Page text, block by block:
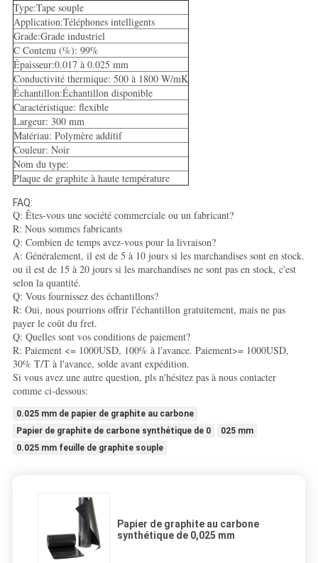
Type:Tape souple
Application:Téléphones intelligents
Grade:Grade industriel
C Contenu (%): 99%
Épaisseur:0.017 à 0.025 mm
Conductivité thermique: 500 à 1800 W/mK
Échantillon:Échantillon disponible
Caractéristique: flexible
Largeur: 300 mm
Matériau: Polymère additif
Couleur: Noir
Nom du type:
Plaque de graphite à haute température
FAQ:
Q: Êtes-vous une société commerciale ou un fabricant?
R: Nous sommes fabricants
Q: Combien de temps avez-vous pour la livraison?
A: Généralement, il est de 5 à 10 jours si les marchandises sont en stock.
ou il est de 15 à 20 jours si les marchandises ne sont pas en stock, c'est
selon la quantité.
Q: Vous fournissez des échantillons?
R: Oui, nous pourrions offrir l'échantillon gratuitement, mais ne pas
payer le coût du fret.
Q: Quelles sont vos conditions de paiement?
R: Paiement <= 1000USD, 100% à l'avance. Paiement>= 1000USD,
30% T/T à l'avance, solde avant expédition.
Si vous avez une autre question, pls n'hésitez pas à nous contacter
comme ci-dessous:
0.025 mm de papier de graphite au carbone
Papier de graphite de carbone synthétique de 0
025 mm
0.025 mm feuille de graphite souple
Papier de graphite au carbone
synthétique de 0,025 mm